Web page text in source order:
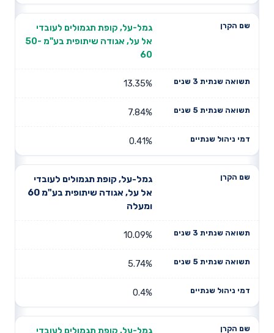
גמל-על, קופת תגמולים לעובדי
אל על, אגודה שיתופית בע"מ 50-
60
13.35%
7.84%
0.41%
גמל-על, קופת תגמולים לעובדי
אל על, אגודה שיתופית בע"מ 60
ומעלה
10.09%
5.74%
0.4%
גמל-על, קופת תגמולים לעובדי